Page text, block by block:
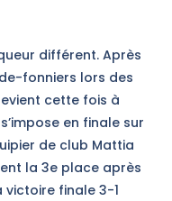
différent. Après
fonniers lors des
cette fois à
en finale sur
de club Mattia
la 3e place après
finale 3-1